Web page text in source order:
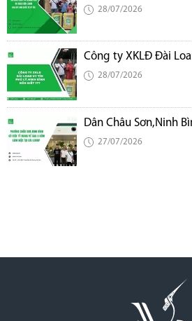
28/07/2026
Công ty XKLĐ Đài
28/07/2026
Dân Châu Sơn,Ninh
27/07/2026